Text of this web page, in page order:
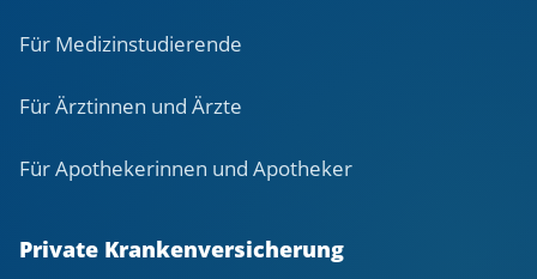
Für Medizinstudierende
Für Ärztinnen und Ärzte
Für Apothekerinnen und Apotheker
Private Krankenversicherung